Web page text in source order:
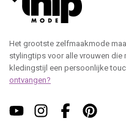
Het grootste zelfmaakmode
stylingtips voor alle vrouwen die
kledingstijl een persoonlijke
ontvangen?